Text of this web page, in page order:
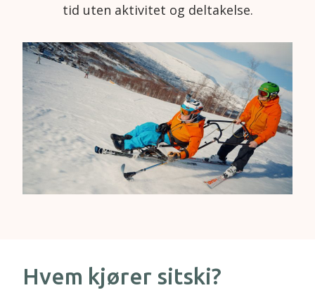
tid uten aktivitet og deltakelse.
Hvem kjører sitski?